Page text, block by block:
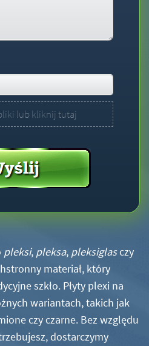
lub kliknij tutaj
pleksi, pleksa, pleksiglasczy
materiał, który
szkło. Płyty plexi na
wariantach, takich jak
czy czarne. Bez względu
dostarczymy